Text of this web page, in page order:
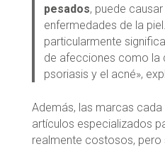
pesados, puede
enfermedades de la
particularmente
de afecciones como la
psoriasis y el acné»,
Además, las marcas cada
artículos especializados
realmente costosos, pero